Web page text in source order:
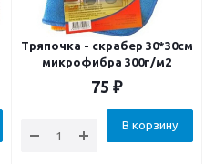
Тряпочка - скрабер 30*30см
микрофибра 300г/м2
75 ₽
В корзину